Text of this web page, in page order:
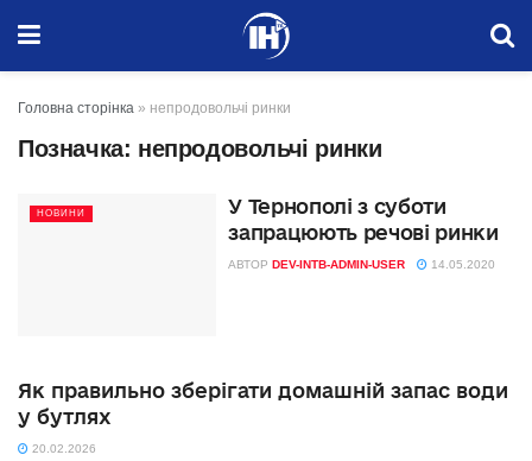
Головна сторінка » непродовольчі ринки
Позначка: непродовольчі ринки
НОВИНИ
У Тернополі з суботи
запрацюють речові ринки
АВТОР DEV-INTB-ADMIN-USER 14.05.2020
Як правильно зберігати домашній запас води
у бутлях
20.02.2026